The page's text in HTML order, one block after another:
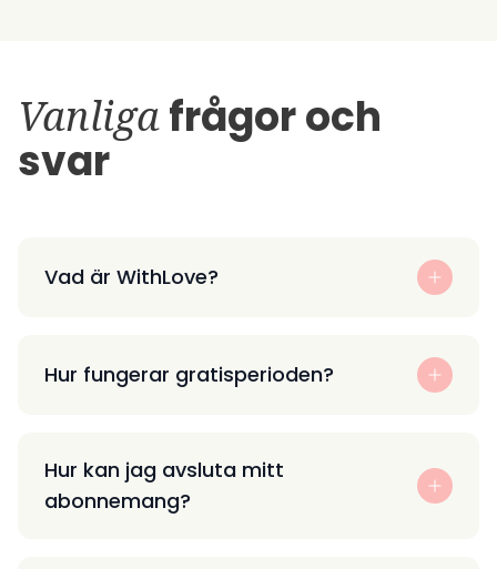
Vanligafrågor och
svar
Vad är WithLove?
Hur fungerar gratisperioden?
Hur kan jag avsluta mitt
abonnemang?